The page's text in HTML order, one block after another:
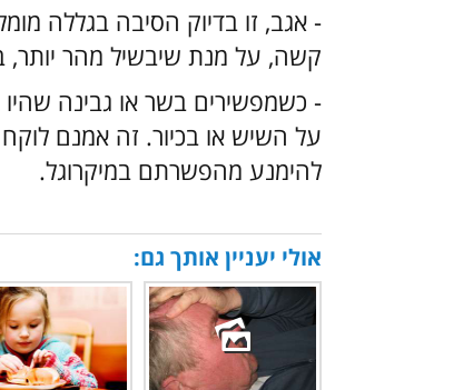
- אגב, זו בדיוק הסיבה בגללה
קשה, על מנת שיבשיל מהר יותר,
- כשמפשירים בשר או גבינה
על השיש או בכיור. זה אמנם
להימנע מהפשרתם במיקרוגל.
אולי יעניין אותך גם: